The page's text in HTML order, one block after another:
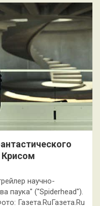
Крисом
научно-
паука" ("Spiderhead").
Газета.RuГазета.Ru